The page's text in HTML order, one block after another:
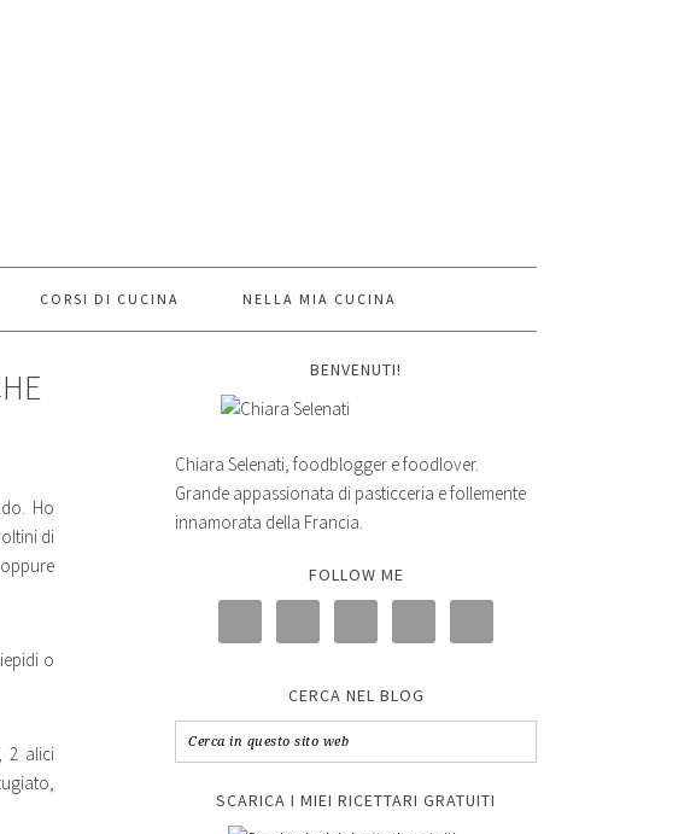
CORSI DI CUCINA NELLA MIA CUCINA
Ho
di
o
2 alici
BENVENUTI!
Chiara Selenati, foodblogger e foodlover.
Grande appassionata di pasticceria e follemente
innamorata della Francia.
FOLLOW ME
CERCA NEL BLOG
SCARICA I MIEI RICETTARI GRATUITI